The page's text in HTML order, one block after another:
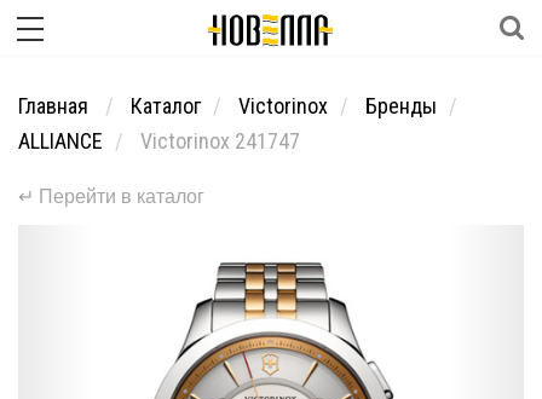
Главная Каталог Victorinox
Бренды
ALLIANCE
Victorinox 241747
↵ Перейти в каталог